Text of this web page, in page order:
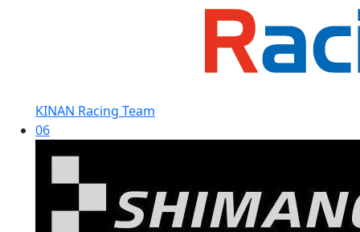
KINAN Racing Team
06